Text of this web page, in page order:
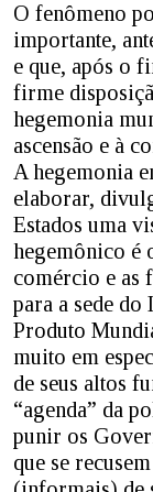
O fenômeno
importante,
e que, após o
firme
hegemonia
ascensão e à
A hegemonia
elaborar,
Estados uma
hegemônico é
comércio e as
para a sede
Produto
muito em
de seus altos
“agenda” da
punir os
que se